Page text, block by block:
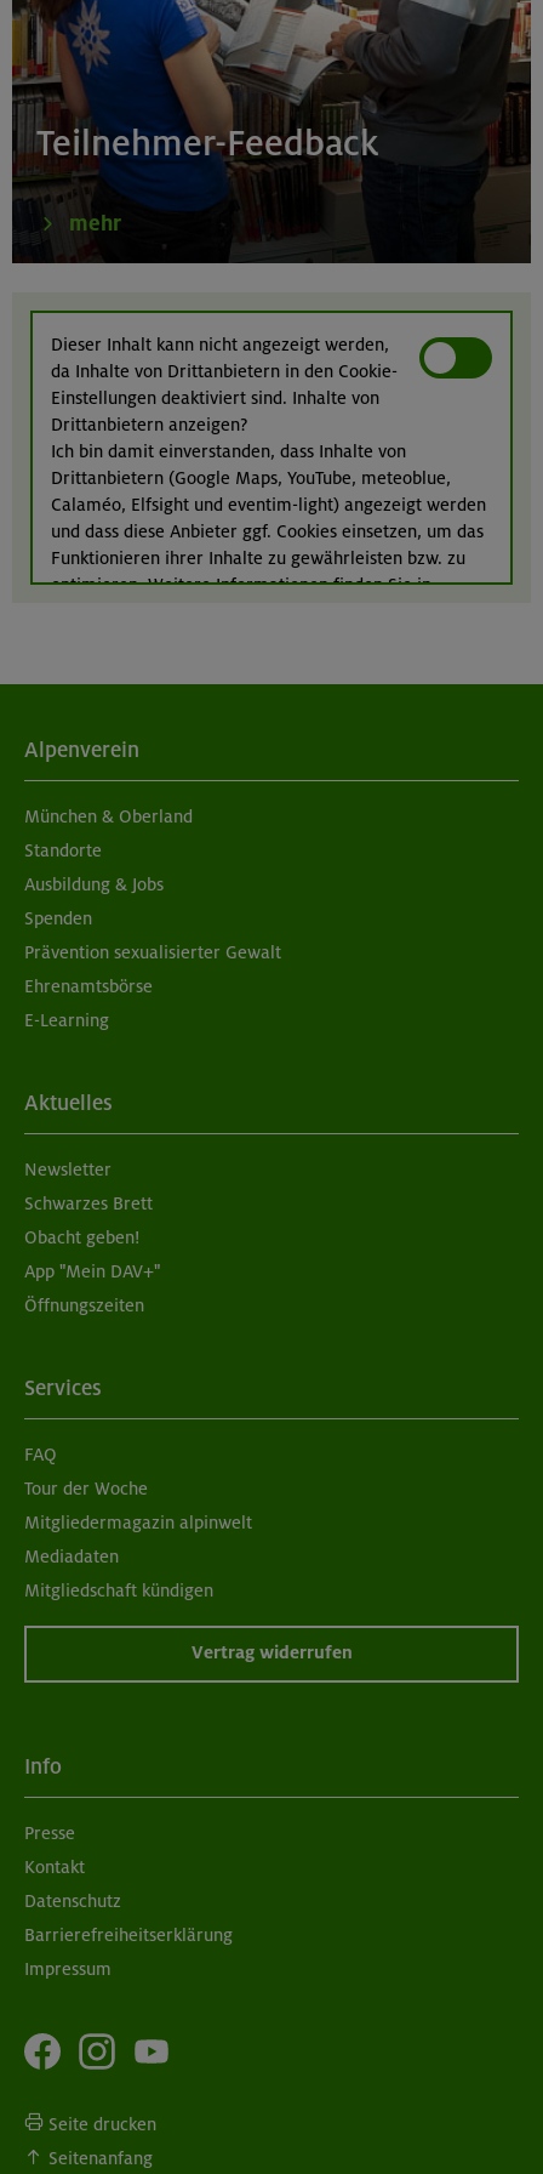
22.-24.08.26
Birnhorn 2634 m, Hochzint 2246 m und Dürrkarhorn
2287 m
Leoganger Steinberge
Karwendel
24.-28.08.26
Kinderkletterkurs für Anfänger im Altmühltal
Südlicher Frankenjura
Teilnehmer-Feedback
mehr
Dieser Inhalt kann nicht angezeigt werden,
da Inhalte von Drittanbietern in den Cookie-
Einstellungen deaktiviert sind. Inhalte von
Drittanbietern anzeigen?
Ich bin damit einverstanden, dass Inhalte von
Drittanbietern (Google Maps, YouTube, meteoblue,
Calaméo, Elfsight und eventim-light) angezeigt werden
und dass diese Anbieter ggf. Cookies einsetzen, um das
Funktionieren ihrer Inhalte zu gewährleisten bzw. zu
optimieren. Weitere Informationen finden Sie in
Alpenverein
München & Oberland
Standorte
Ausbildung & Jobs
Spenden
Prävention sexualisierter Gewalt
Ehrenamtsbörse
E-Learning
Aktuelles
Newsletter
Schwarzes Brett
Obacht geben!
App "Mein DAV+"
Öffnungszeiten
Services
FAQ
Tour der Woche
Mitgliedermagazin alpinwelt
Mediadaten
Mitgliedschaft kündigen
Vertrag widerrufen
Info
Presse
Kontakt
Datenschutz
Barrierefreiheitserklärung
Impressum
Seite drucken
Seitenanfang